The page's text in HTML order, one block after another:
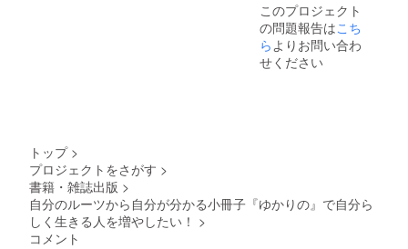
屋・京
都・大
阪の各
会場に
お越し
ださ
す。
（転籍
が多い
ほどお
時間が
が出来
このプロジェクト
の問題報告はこち
らよりお問い合わ
せください
トップ >
プロジェクトをさがす >
書籍・雑誌出版 >
自分のルーツから自分が分かる小冊子『ゆかりの』で自分ら
しく生きる人を増やしたい！ >
コメント